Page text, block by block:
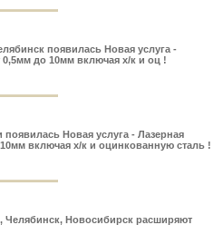
появилась Новая услуга -
0,5мм до 10мм включая х/к и оц !
появилась Новая услуга - Лазерная
включая х/к и оцинкованную сталь !
Челябинск, Новосибирск расширяют